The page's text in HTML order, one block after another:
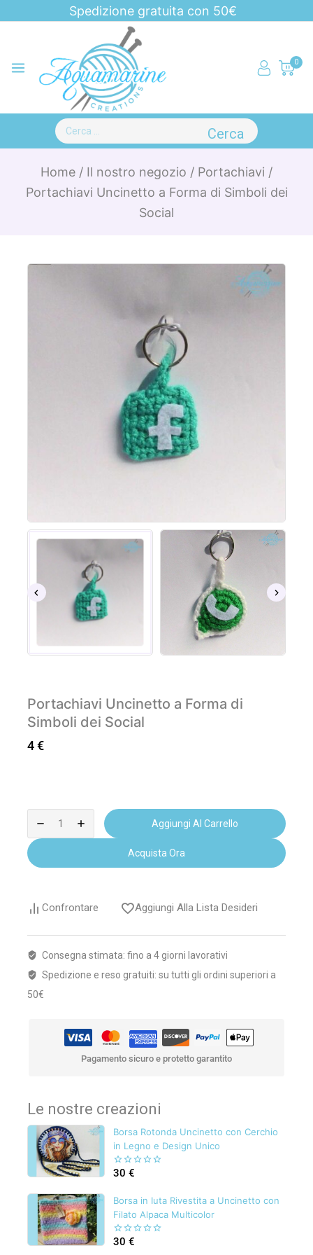
Spedizione gratuita con 50€
0
Home / Il nostro negozio / Portachiavi /
Portachiavi Uncinetto a Forma di Simboli dei
Social
Le nostre creazioni
Borsa Rotonda Uncinetto con Cerchio
in Legno e Design Unico
0
5
30 €
Borsa in Iuta Rivestita a Uncinetto con
Filato Alpaca Multicolor
0
30 €
Portachiavi Uncinetto a Forma di
Simboli dei Social
4€
Aggiungi Al Carrello
Acquista Ora
Confrontare Aggiungi Alla Lista Desideri
Consegna stimata: fino a 4 giorni lavorativi
Spedizione e reso gratuiti: su tutti gli ordini superiori a
50€
Pagamento sicuro e protetto garantito